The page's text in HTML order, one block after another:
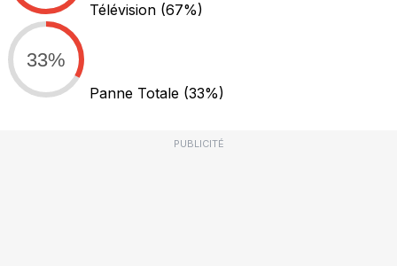
Télévision (67%)
33%
Panne Totale (33%)
PUBLICITÉ